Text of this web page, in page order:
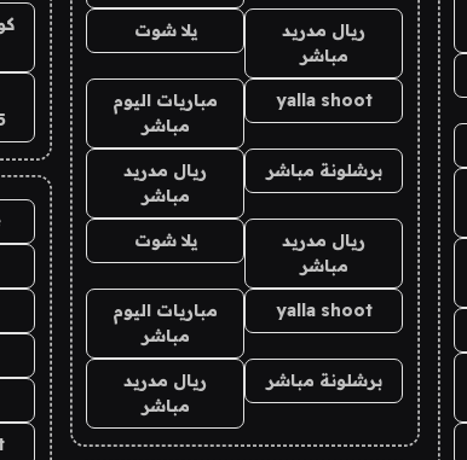
ريال مدريد
مباشر
يلا شوت
yalla shoot
مباريات اليوم
مباشر
برشلونة مباشر
ريال مدريد
مباشر
ريال مدريد
مباشر
يلا شوت
yalla shoot
مباريات اليوم
مباشر
برشلونة مباشر
ريال مدريد
مباشر